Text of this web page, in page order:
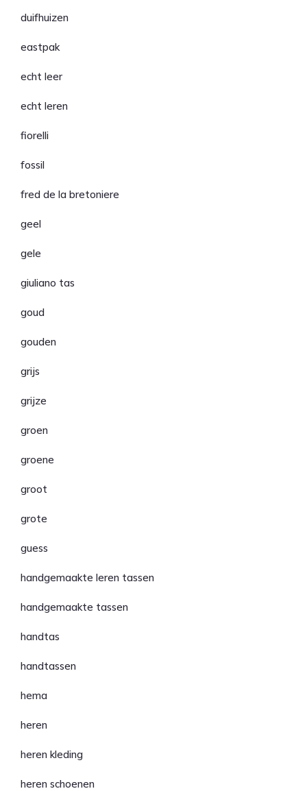
duifhuizen
eastpak
echt leer
echt leren
fiorelli
fossil
fred de la bretoniere
geel
gele
giuliano tas
goud
gouden
grijs
grijze
groen
groene
groot
grote
guess
handgemaakte leren tassen
handgemaakte tassen
handtas
handtassen
hema
heren
heren kleding
heren schoenen